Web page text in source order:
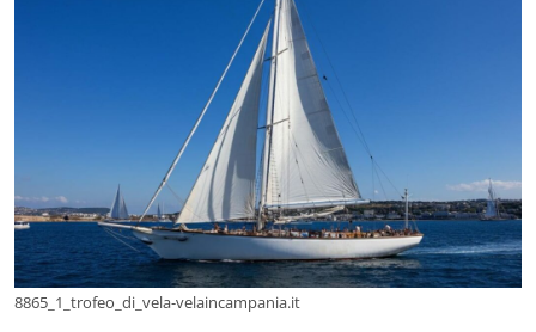
8865_1_trofeo_di_vela-velaincampania.it